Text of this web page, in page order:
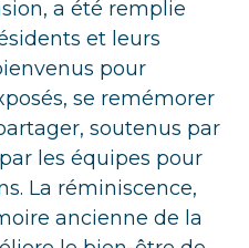
a été remplie
et leurs
pour
se remémorer
soutenus par
les équipes pour
La réminiscence,
ancienne de la